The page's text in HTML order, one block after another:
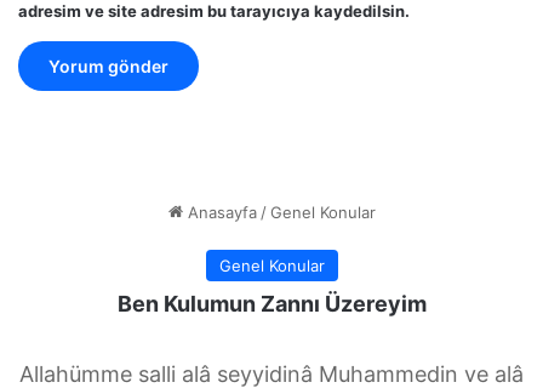
adresim ve site adresim bu tarayıcıya kaydedilsin.